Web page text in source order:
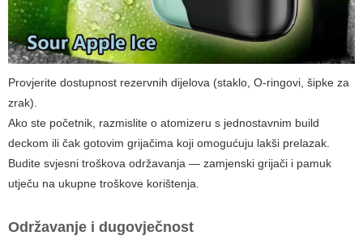
Provjerite dostupnost rezervnih dijelova (staklo, O-ringovi, šipke za
zrak).
Ako ste početnik, razmislite o atomizeru s jednostavnim build
deckom ili čak gotovim grijačima koji omogućuju lakši prelazak.
Budite svjesni troškova održavanja — zamjenski grijači i pamuk
utječu na ukupne troškove korištenja.
Održavanje i dugovječnost